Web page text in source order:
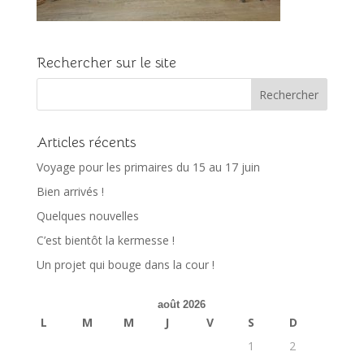
Rechercher sur le site
Articles récents
Voyage pour les primaires du 15 au 17 juin
Bien arrivés !
Quelques nouvelles
C’est bientôt la kermesse !
Un projet qui bouge dans la cour !
août 2026
L M M J V S
D
1
2